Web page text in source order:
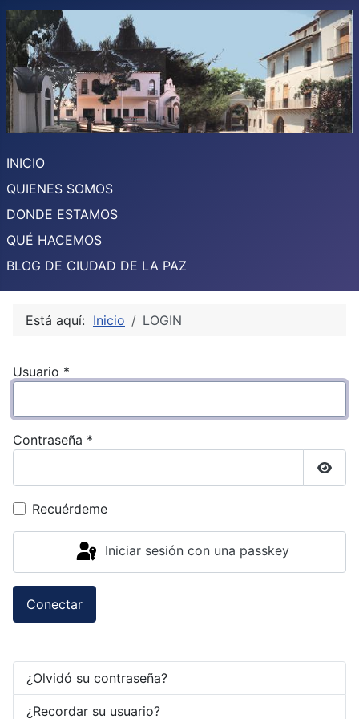
INICIO
QUIENES SOMOS
DONDE ESTAMOS
QUÉ HACEMOS
BLOG DE CIUDAD DE LA PAZ
Está aquí: Inicio LOGIN
Usuario *
Contraseña *
Recuérdeme
Iniciar sesión con una passkey
Conectar
¿Olvidó su contraseña?
¿Recordar su usuario?